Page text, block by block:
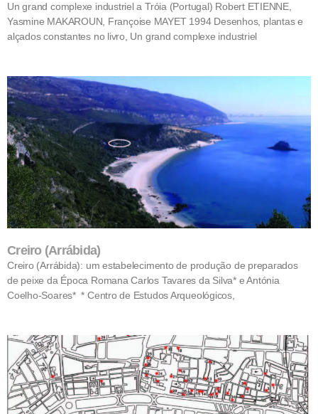
Un grand complexe industriel a Tróia (Portugal) Robert ETIENNE,
Yasmine MAKAROUN, Françoise MAYET 1994 Desenhos, plantas e
alçados constantes no livro, Un grand complexe industriel
Creiro (Arrábida)
Creiro (Arrábida): um estabelecimento de produção de preparados
de peixe da Época Romana Carlos Tavares da Silva* e Antónia
Coelho-Soares* * Centro de Estudos Arqueológicos,